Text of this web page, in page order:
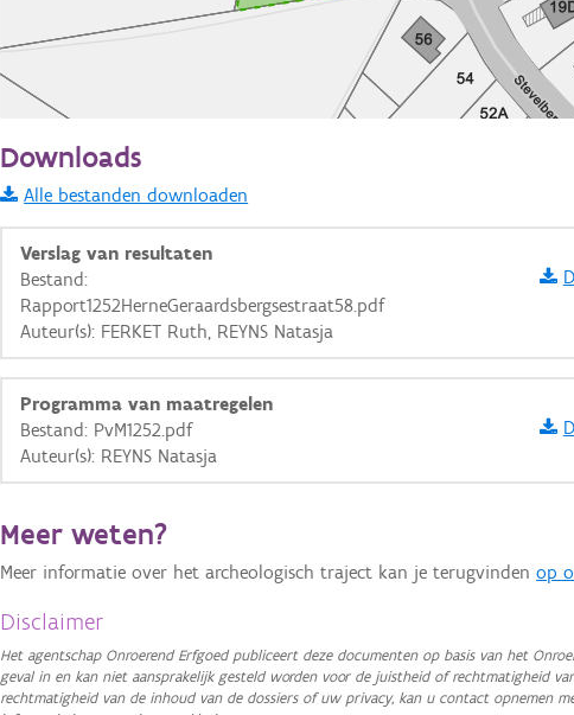
Informatie Vlaanderen
i
+ −
Basis Lagen
OSM-Basiskaart
Ortho
GRB-Basiskaart
GRB-Basiskaart in grijswaarden
Downloads
Alle bestanden downloaden
Verslag van resultaten
Bestand:
Rapport1252HerneGeraardsbergsestraat58.pdf
Auteur(s): FERKET Ruth, REYNS Natasja
Programma van maatregelen
Bestand: PvM1252.pdf
Auteur(s): REYNS Natasja
Meer weten?
Meer informatie over het archeologisch traject kan je terugvindenop
Disclaimer
Het agentschap Onroerend Erfgoed publiceert deze documenten op basis van het
geval in en kan niet aansprakelijk gesteld worden voor de juistheid of rechtmatigheid
rechtmatigheid van de inhoud van de dossiers of uw privacy, kan u contact opnemen